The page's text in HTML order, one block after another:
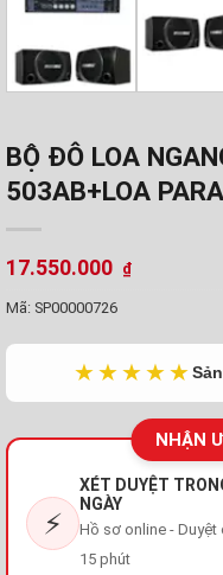
BỘ ĐÔ LOA
503AB+LOA
17.550.000 ₫
Mã: SP00000726
★★★★★
NHẬN
⚡
XÉT DUYỆT
NGÀY
Hồ sơ online - Duyệt
15 phút